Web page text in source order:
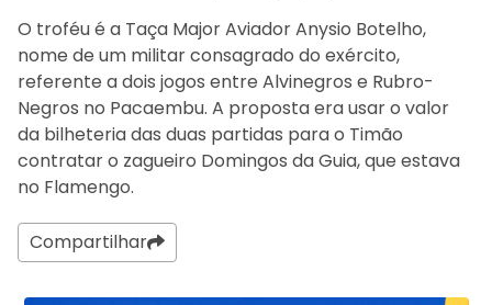
O troféu é a Taça Major Aviador Anysio Botelho,
nome de um militar consagrado do exército,
referente a dois jogos entre Alvinegros e Rubro-
Negros no Pacaembu. A proposta era usar o valor
da bilheteria das duas partidas para o Timão
contratar o zagueiro Domingos da Guia, que estava
no Flamengo.
Compartilhar